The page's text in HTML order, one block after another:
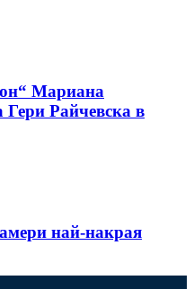
Мариана
Райчевска в
най-накрая